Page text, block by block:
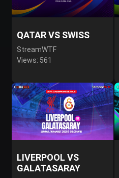
QATAR VS SWISS
StreamWTF
Views: 561
LIVERPOOL VS
GALATASARAY